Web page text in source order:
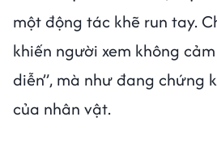
một động tác khẽ run tay.
khiến người xem không
diễn”, mà như đang chứng
của nhân vật.